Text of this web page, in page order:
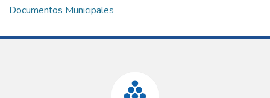
Documentos Municipales